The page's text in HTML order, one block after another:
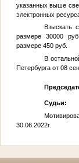
указанных выше
электронных
Взыскать с
размере 30000
размере 450 руб.
В
Петербурга от 08
Судьи:
30.06.2022г.